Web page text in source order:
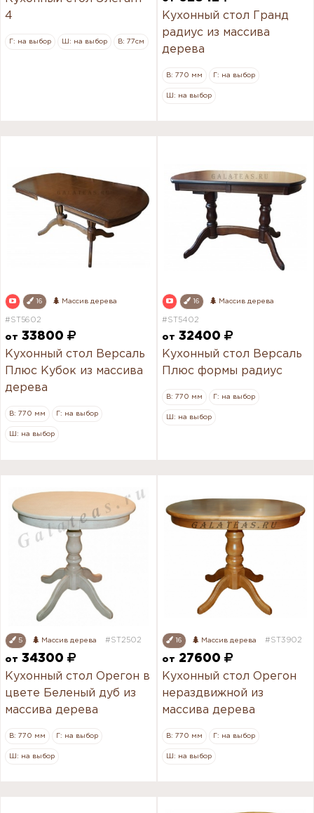
4
Г: на выбор Ш: на выбор В: 77см
Кухонный стол Гранд
радиус из массива
дерева
В: 770 мм Г: на выбор
Ш: на выбор
16 Массив дерева
#ST5602
от 33800
Кухонный стол Версаль
Плюс Кубок из массива
дерева
В: 770 мм Г: на выбор
Ш: на выбор
16 Массив дерева
#ST5402
от 32400
Кухонный стол Версаль
Плюс формы радиус
В: 770 мм Г: на выбор
Ш: на выбор
5 Массив дерева #ST2502
от 34300
Кухонный стол Орегон в
цвете Беленый дуб из
массива дерева
В: 770 мм Г: на выбор
Ш: на выбор
16 Массив дерева #ST3902
от
27600
Кухонный стол Орегон
нераздвижной из
массива дерева
В: 770 мм Г: на выбор
Ш: на выбор